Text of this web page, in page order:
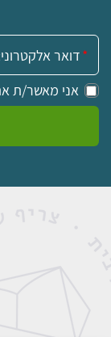
אימייל:
אני מאשר/ת